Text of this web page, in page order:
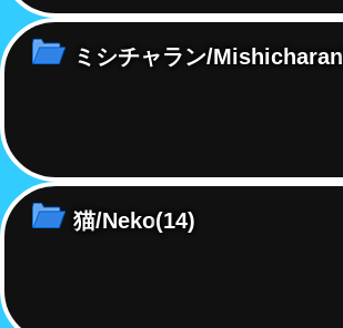
ミシチャラン/Mishicharan
猫/Neko(14)